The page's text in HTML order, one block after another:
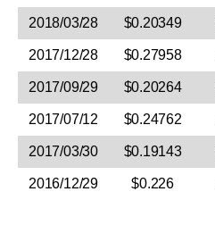
2018/03/28 $0.20349
2017/12/28 $0.27958
2017/09/29 $0.20264
2017/07/12 $0.24762
2017/03/30 $0.19143
2016/12/29 $0.226